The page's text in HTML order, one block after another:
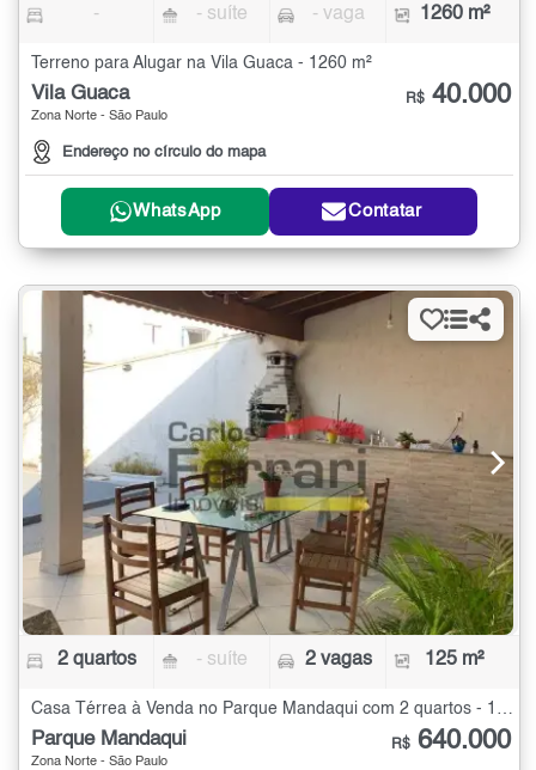
- - suíte - vaga 1260 m²
Terreno para Alugar na Vila Guaca - 1260 m²
Vila Guaca
Zona Norte - São Paulo
Endereço no círculo do mapa
R$ 40.000
WhatsApp Contatar
2 quartos - suíte 2 vagas 125 m²
Parque Mandaqui
Zona Norte - São Paulo
R$ 640.000